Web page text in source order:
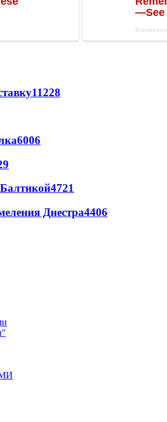
11228
6006
4721
Днестра4406